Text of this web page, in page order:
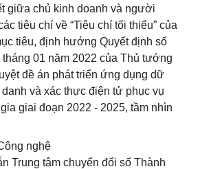
giữa chủ kinh doanh và người
tiêu chí về “Tiêu chí tối thiểu” của
tiêu, định hướng Quyết định số
tháng 01 năm 2022 của Thủ tướng
đề án phát triển ứng dụng dữ
và xác thực điện tử phục vụ
giai đoạn 2022 - 2025, tầm nhìn
nghệ
Trung tâm chuyển đổi số Thành